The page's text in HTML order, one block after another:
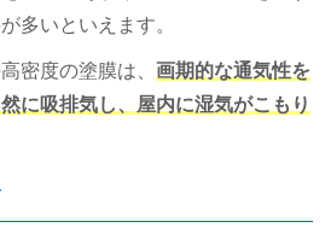
多いといえます。
密度の塗膜は、 画期的な通気性を
に吸排気し、屋内に湿気がこもり